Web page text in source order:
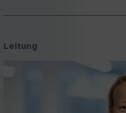
Leitung